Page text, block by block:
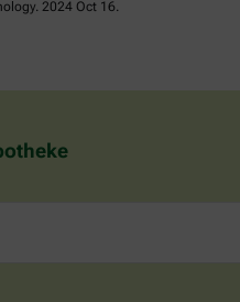
2024 Oct 16.